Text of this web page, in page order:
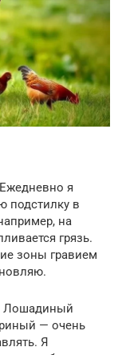
я
подстилку в
на
грязь.
зоны гравием
Лошадиный
— очень
Я